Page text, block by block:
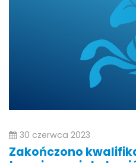
30 czerwca 2023
Zakończono